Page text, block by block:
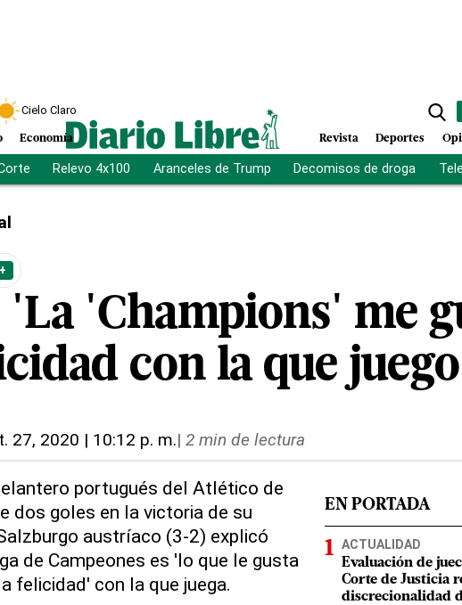
Cielo Claro
Economía Revista Deportes
Relevo 4x100 Aranceles de Trump Decomisos de droga
'La 'Champions' me
con la que
27, 2020 | 10:12 p. m.| 2 min de lectura
portugués del Atlético de
dos goles en la victoria de su
austríaco (3-2) explicó
de Campeones es 'lo que le gusta
felicidad' con la que juega.
EN PORTADA
ACTUALIDAD
Evaluación de
Corte de Justicia
discrecionalidad